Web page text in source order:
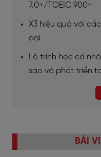
7.0+/TOEIC 900+
X3 hiệu quả với
đại
Lộ trình học cá
sao và phát triển
BÀI